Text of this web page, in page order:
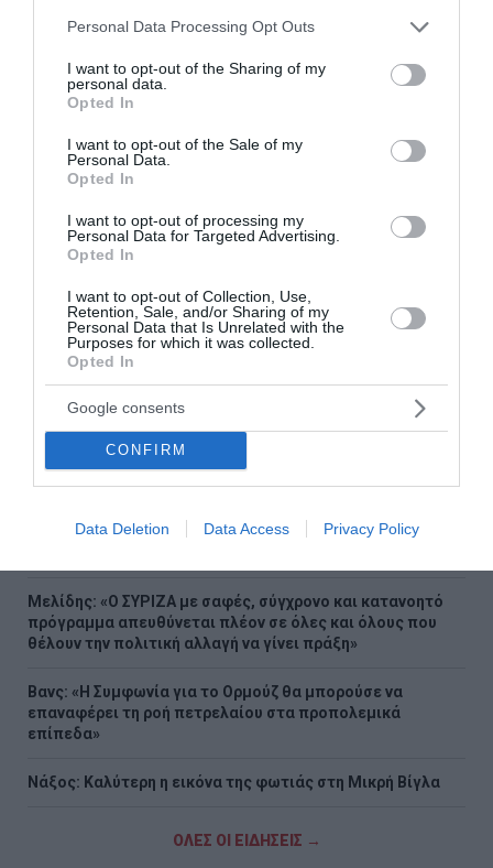
Please note that this website/app uses one or more Google
not limited to your visit or usage behaviour. You may click to
grant or deny consent to Google and its third-party tags to
use your data for below specified purposes in below Google
consent section.
Personal Data Processing Opt Outs
I want to opt-out of the Sharing of my
personal data.
Opted In
I want to opt-out of the Sale of my
Personal Data.
Opted In
I want to opt-out of processing my
Personal Data for Targeted Advertising.
Opted In
I want to opt-out of Collection, Use,
Retention, Sale, and/or Sharing of my
Personal Data that Is Unrelated with the
Purposes for which it was collected.
Opted In
Google consents
CONFIRM
Data Deletion Data Access Privacy Policy
Αλεξανδρούπολη: Χωρίς τις αισθήσεις του ανασύρθηκε
77χρονος από πηγάδι
Περιφέρειες
βραχυκύκλωμα σε φωτοβολταϊκό πάρκο
Με αποστολή μαμούθ η Ελλάδα στο ευρωπαϊκό στίβου -
Αναλυτικά το πρόγραμμα: Που και πότε θα δούμε τους
αθλητές και τις αθλήτριες μας
Χρυσός: Ράλι έως τα 5.000 δολάρια προβλέπει η UBS - Οι 4
παράγοντες της ανόδου
Μελίδης: «Ο ΣΥΡΙΖΑ με σαφές, σύγχρονο και κατανοητό
πρόγραμμα απευθύνεται πλέον σε όλες και όλους που
θέλουν την πολιτική αλλαγή να γίνει πράξη»
Βανς: «Η Συμφωνία για το Ορμούζ θα μπορούσε να
επαναφέρει τη ροή πετρελαίου στα προπολεμικά
επίπεδα»
Νάξος: Καλύτερη η εικόνα της φωτιάς στη Μικρή Βίγλα
ΟΛΕΣ ΟΙ ΕΙΔΗΣΕΙΣ →